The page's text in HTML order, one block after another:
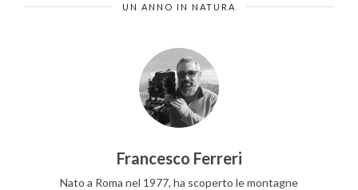
UN ANNO IN NATURA
Francesco Ferreri
Nato a Roma nel 1977, ha scoperto le montagne